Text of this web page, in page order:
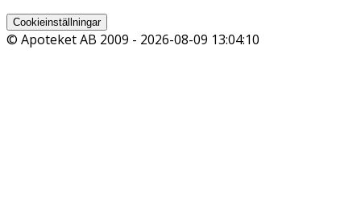
Cookieinställningar
© Apoteket AB 2009 - 2026-08-09 13:04:10